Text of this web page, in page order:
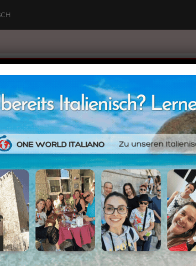
World Italiano
Wer sind wir Kurse